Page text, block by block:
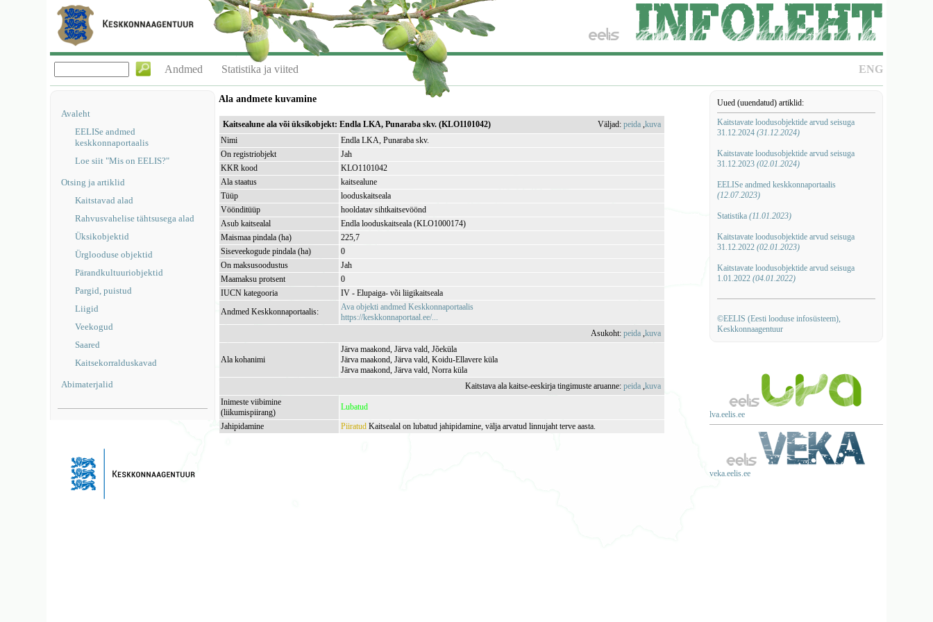
ENG
Andmed Statistika ja viited
Avaleht
EELISe andmed
keskkonnaportaalis
Loe siit "Mis on EELIS?"
Otsing ja artiklid
Kaitstavad alad
Rahvusvahelise tähtsusega alad
Üksikobjektid
Ürglooduse objektid
Pärandkultuuriobjektid
Pargid, puistud
Liigid
Veekogud
Saared
Kaitsekorralduskavad
Abimaterjalid
Uued (uuendatud) artiklid:
Kaitstavate loodusobjektide arvud seisuga
31.12.2024 (31.12.2024)
Kaitstavate loodusobjektide arvud seisuga
31.12.2023 (02.01.2024)
EELISe andmed keskkonnaportaalis
(12.07.2023)
Statistika (11.01.2023)
Kaitstavate loodusobjektide arvud seisuga
31.12.2022 (02.01.2023)
Kaitstavate loodusobjektide arvud seisuga
1.01.2022 (04.01.2022)
©EELIS (Eesti looduse infosüsteem),
Keskkonnaagentuur
lva.eelis.ee
veka.eelis.ee
Ala andmete kuvamine
Kaitsealune ala või üksikobjekt: Endla LKA, Punaraba skv. (KLO1101042) Väljad:peida ,kuva
Nimi
Endla LKA, Punaraba skv.
On registriobjekt
Jah
KKR kood
KLO1101042
Ala staatus
kaitsealune
Tüüp
looduskaitseala
Vöönditüüp
hooldatav sihtkaitsevöönd
Asub kaitsealal
Endla looduskaitseala (KLO1000174)
Maismaa pindala (ha)
225,7
Siseveekogude pindala (ha)
0
On maksusoodustus
Jah
Maamaksu protsent
0
IUCN kategooria
IV - Elupaiga- või liigikaitseala
Andmed Keskkonnaportaalis:
Ava objekti andmed Keskkonnaportaalis
https://keskkonnaportaal.ee/...
Asukoht:peida ,kuva
Ala kohanimi
Järva maakond, Järva vald, Jõeküla
Järva maakond, Järva vald, Koidu-Ellavere küla
Järva maakond, Järva vald, Norra küla
Kaitstava ala kaitse-eeskirja tingimuste aruanne:peida ,kuva
Inimeste viibimine
(liikumispiirang)
Lubatud
Jahipidamine
Piiratud Kaitsealal on lubatud jahipidamine, välja arvatud linnujaht terve aasta.